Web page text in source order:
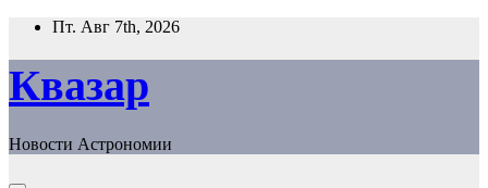
Перейти
содержанию
Пт. Авг 7th, 2026
Квазар
Новости Астрономии